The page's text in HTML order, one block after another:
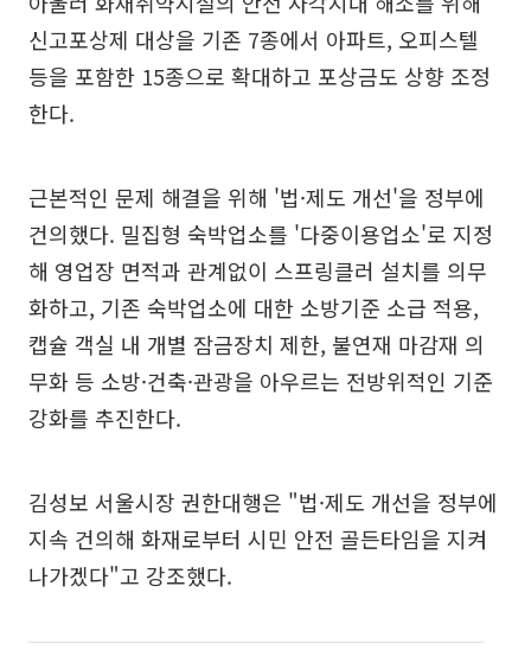
신고포상제 대상을 기존 7종에서 아파트, 오피스텔
등을 포함한 15종으로 확대하고 포상금도 상향 조정
한다.
근본적인 문제 해결을 위해 '법·제도 개선'을 정부에
건의했다. 밀집형 숙박업소를 '다중이용업소'로 지정
해 영업장 면적과 관계없이 스프링클러 설치를 의무
화하고, 기존 숙박업소에 대한 소방기준 소급 적용,
캡슐 객실 내 개별 잠금장치 제한, 불연재 마감재 의
무화 등 소방·건축·관광을 아우르는 전방위적인 기준
강화를 추진한다.
김성보 서울시장 권한대행은 "법·제도 개선을 정부에
지속 건의해 화재로부터 시민 안전 골든타임을 지켜
나가겠다"고 강조했다.